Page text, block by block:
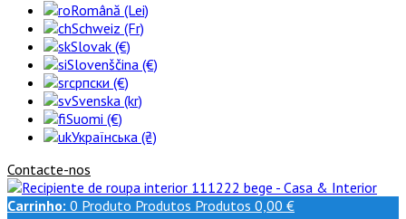
Română (Lei)
Schweiz (Fr)
Slovak (€)
Slovenščina (€)
српски (€)
Svenska (kr)
Suomi (€)
Українська (₴)
Contacte-nos
Carrinho: 0 Produto Produtos Produtos 0,00 €